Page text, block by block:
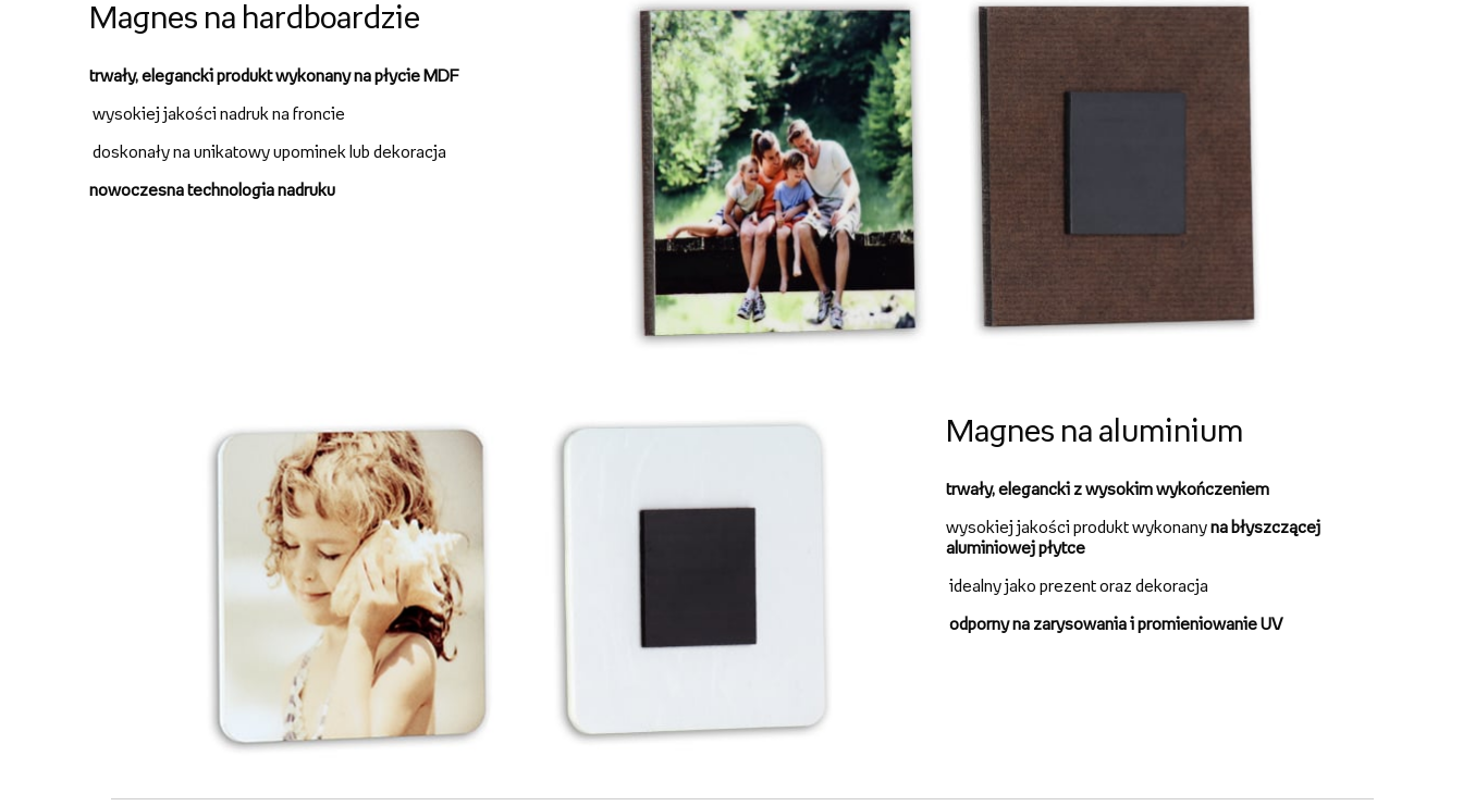
Magnes na hardboardzie
trwały,elegancki produkt wykonany na płycie MDF
wysokiej jakości nadruk na froncie
doskonały na unikatowy upominek lub dekoracja
nowoczesna technologia nadruku
Magnes na aluminium
trwały, elegancki z wysokim wykończeniem
wysokiej jakości produkt wykonanyna błyszczącej
aluminiowej płytce
idealny jako prezent oraz dekoracja
odporny na zarysowania i promieniowanie UV